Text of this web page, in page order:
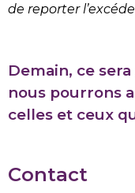
de reporter
Demain, ce
nous pourrons
celles et ceux
Contact